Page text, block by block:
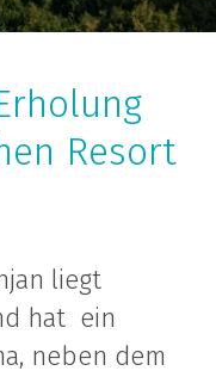
Resort
liegt
hat ein
neben dem